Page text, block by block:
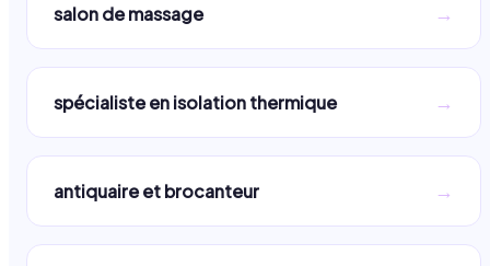
salon de massage →
spécialiste en isolation thermique →
antiquaire et brocanteur →